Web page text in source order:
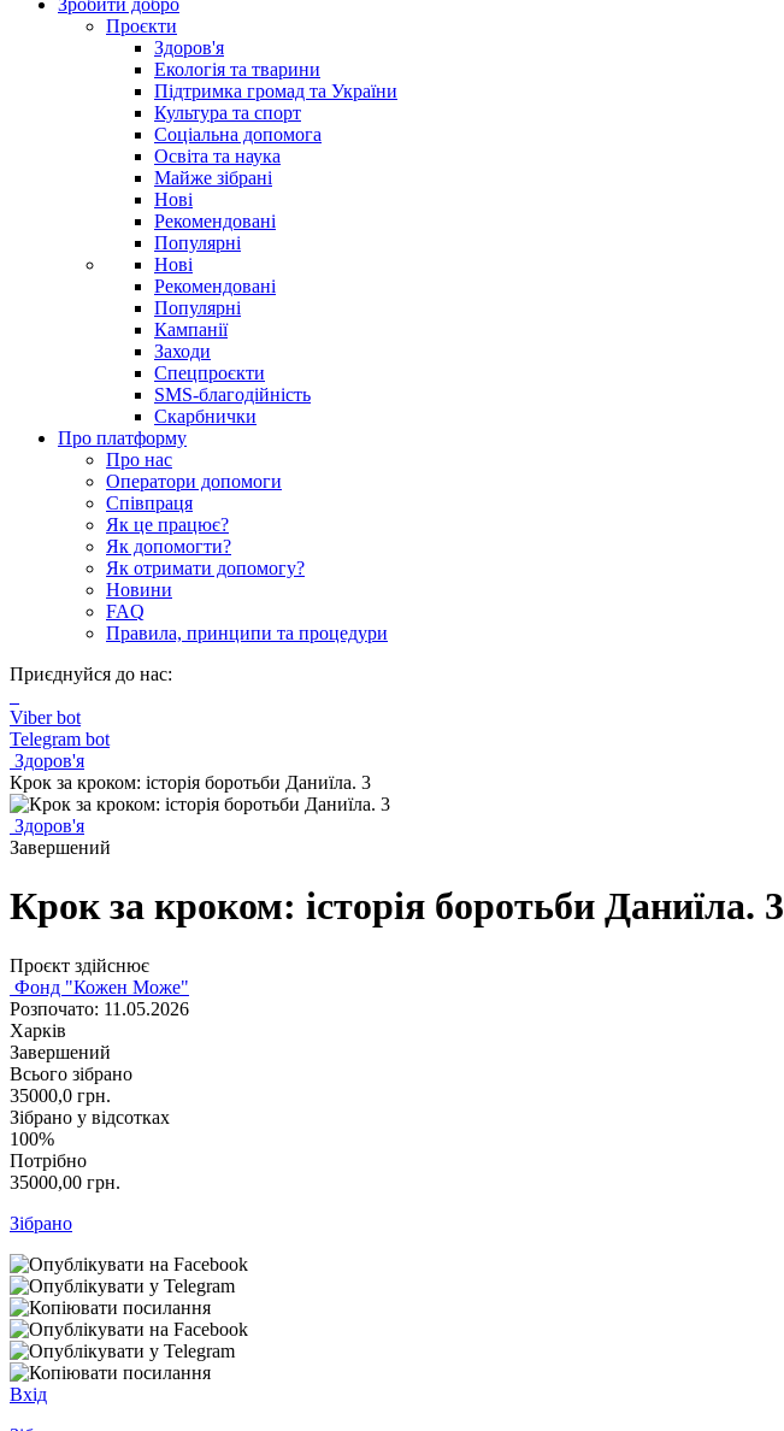
Зробити добро
Проєкти
Здоров'я
Екологія та тварини
Підтримка громад та України
Культура та спорт
Соціальна допомога
Освіта та наука
Майже зібрані
Нові
Рекомендовані
Популярні
Нові
Рекомендовані
Популярні
Кампанії
Заходи
Спецпроєкти
SMS-благодійність
Скарбнички
Про платформу
Про нас
Оператори допомоги
Співпраця
Як це працює?
Як допомогти?
Як отримати допомогу?
Новини
FAQ
Правила, принципи та процедури
Приєднуйся до нас:
Viber bot
Telegram bot
Здоров'я
Крок за кроком: історія боротьби Даниїла. 3
Здоров'я
Завершений
Крок за кроком: історія боротьби Даниїла. 3
Проєкт здійснює
Фонд "Кожен Може"
Розпочато: 11.05.2026
Харків
Завершений
Всього зібрано
35000,0 грн.
Зібрано у відсотках
100%
Потрібно
35000,00 грн.
Зібрано
Вхід